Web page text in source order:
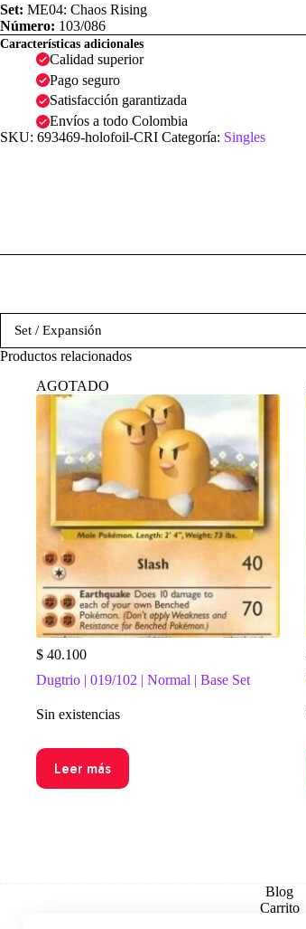
Set: ME04: Chaos Rising
Número: 103/086
Características adicionales
Calidad superior
Pago seguro
Satisfacción garantizada
Envíos a todo Colombia
SKU: 693469-holofoil-CRI Categoría: Singles
Set / Expansión
Productos relacionados
AGOTADO
$ 40.100
Dugtrio | 019/102 | Normal | Base Set
Sin existencias
Leer más
Blog
Carrito